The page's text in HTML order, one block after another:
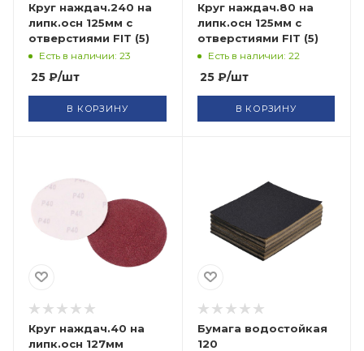
Круг наждач.240 на
липк.осн 125мм с
отверстиями FIT (5)
Есть в наличии: 23
25 ₽/шт
В КОРЗИНУ
Круг наждач.80 на
липк.осн 125мм с
отверстиями FIT (5)
Есть в наличии: 22
25₽/шт
В КОРЗИНУ
Круг наждач.40 на
липк.осн 127мм
Бумага водостойкая
120